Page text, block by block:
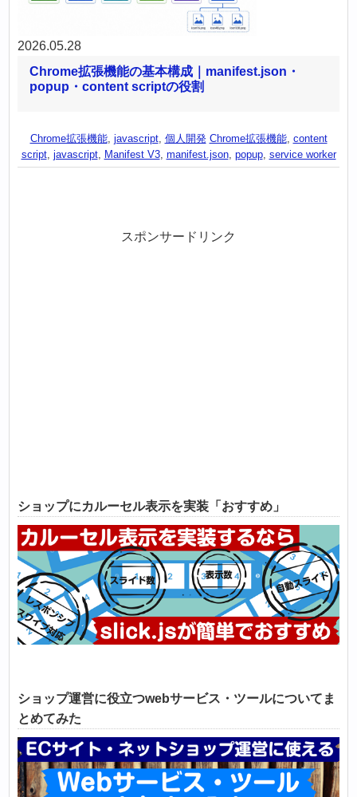
2026.05.28
Chrome拡張機能の基本構成｜manifest.json・
popup・content scriptの役割
Chrome拡張機能, javascript, 個人開発 Chrome拡張機能, content
script, javascript, Manifest V3, manifest.json, popup, service worker
スポンサードリンク
ショップにカルーセル表示を実装「おすすめ」
ショップ運営に役立つwebサービス・ツールについてま
とめてみた